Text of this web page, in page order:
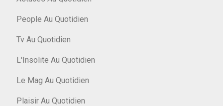
People Au Quotidien
Tv Au Quotidien
L'Insolite Au Quotidien
Le Mag Au Quotidien
Plaisir Au Quotidien